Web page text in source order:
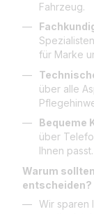
Fahrzeug.
für Marke
über alle
Bequeme
über
Ihnen passt.
Warum
entscheiden?
Wir sparen